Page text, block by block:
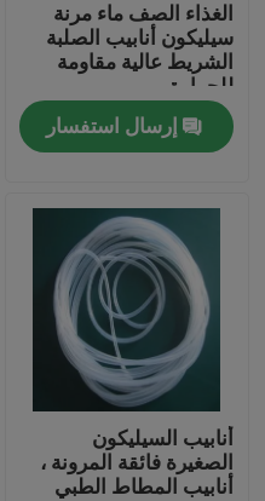
جولة في المعمل
مراقبة الجودة
اطلب اقتباس
مرن pvc أنبوب
أنبوب قابل للتقلص بالحرارة
أنابيب مرنة مموجة
الغذاء الصف ماء مرنة
سيليكون أنابيب الصلبة
الشريط عالية مقاومة
للحرارة
إرسال استفسار
أنابيب السيليكون
الصغيرة فائقة المرونة ،
أنابيب المطاط الطبي